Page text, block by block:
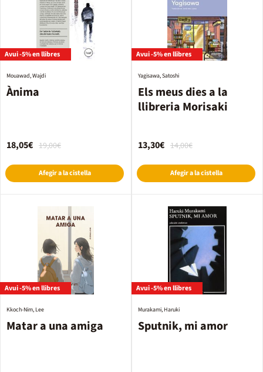
Avui -5% en llibres
Ànima
Mouawad, Wajdi
19,00€
18,05€
Afegir a la cistella
Avui -5% en llibres
Els meus dies a la
llibreria Morisaki
Yagisawa, Satoshi
14,00€
13,30€
Afegir a la cistella
Avui -5% en llibres
Matar a una amiga
Kkoch-Nim, Lee
Avui -5% en llibres
Sputnik, mi amor
Murakami, Haruki